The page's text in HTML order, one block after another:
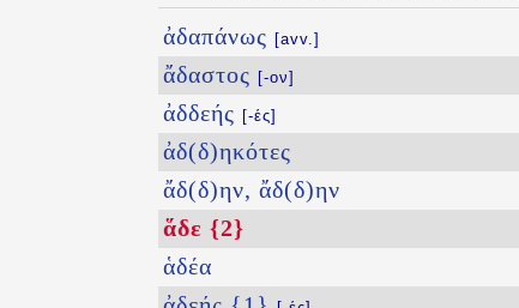
ἀδαπάνως [avv.]
ἄδαστος [-ον]
ἀδδεής [-ές]
ἀδ(δ)ηκότες
ἄδ(δ)ην, ἄδ(δ)ην
ἅδε {2}
ἁδέα